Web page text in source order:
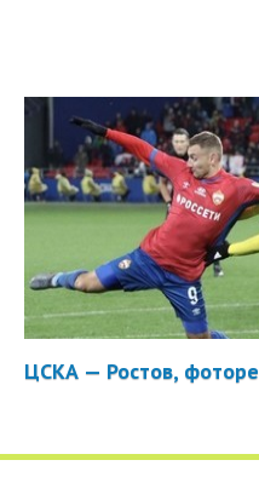
ЦСКА — Ростов,